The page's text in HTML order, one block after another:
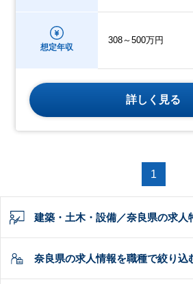
想定年収
308～500万円
詳しく見る
1
建築・土木・設備／奈良県の求人
奈良県の求人情報を職種で絞り込